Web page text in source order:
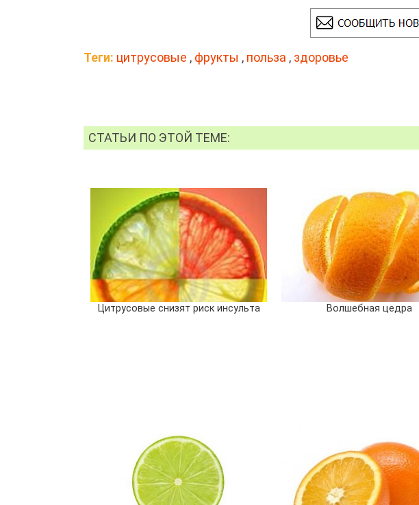
Теги: цитрусовые , фрукты , польза , здоровье
СТАТЬИ ПО ЭТОЙ ТЕМЕ:
Цитрусовые снизят риск инсульта Волшебная цедра